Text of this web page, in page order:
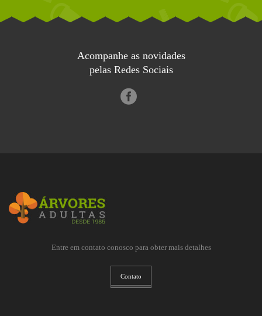
Acompanhe as novidades
pelas Redes Sociais
Entre em contato conosco para obter mais detalhes
Contato